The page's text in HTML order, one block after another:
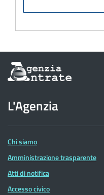
Informazioni
sul
dell'Agenzia
delle
Entrate
L'Agenzia
Chi siamo
Amministrazione trasparente
Atti di notifica
Accesso civico